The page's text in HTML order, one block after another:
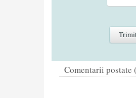
Comentarii postate